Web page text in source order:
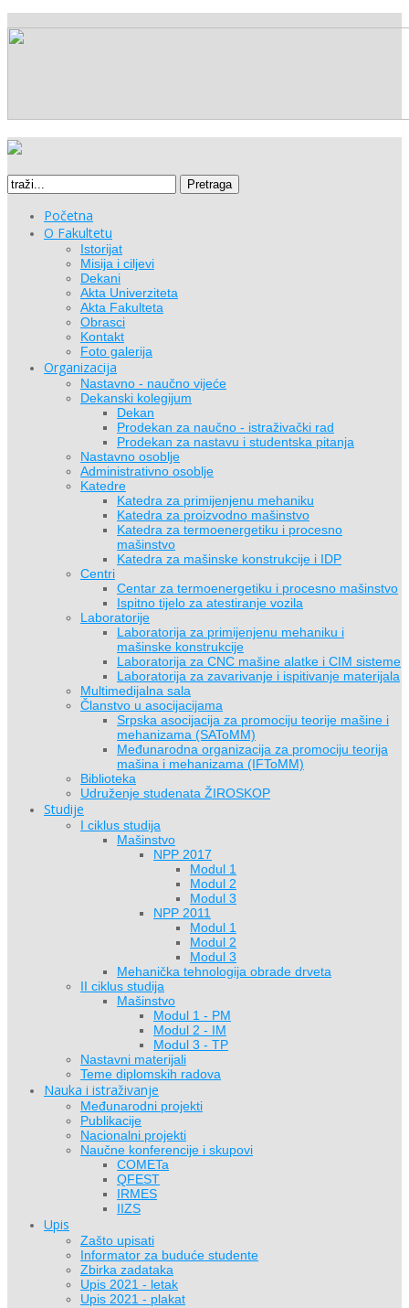
Pretraga
Početna
O Fakultetu
Istorijat
Misija i ciljevi
Dekani
Akta Univerziteta
Akta Fakulteta
Obrasci
Kontakt
Foto galerija
Organizacija
Nastavno - naučno vijeće
Dekanski kolegijum
Dekan
Prodekan za naučno - istraživački rad
Prodekan za nastavu i studentska pitanja
Nastavno osoblje
Administrativno osoblje
Katedre
Katedra za primijenjenu mehaniku
Katedra za proizvodno mašinstvo
Katedra za termoenergetiku i procesno
mašinstvo
Katedra za mašinske konstrukcije i IDP
Centri
Centar za termoenergetiku i procesno mašinstvo
Ispitno tijelo za atestiranje vozila
Laboratorije
Laboratorija za primijenjenu mehaniku i
mašinske konstrukcije
Laboratorija za CNC mašine alatke i CIM sisteme
Laboratorija za zavarivanje i ispitivanje materijala
Multimedijalna sala
Članstvo u asocijacijama
Srpska asocijacija za promociju teorije mašine i
mehanizama (SAToMM)
Međunarodna organizacija za promociju teorija
mašina i mehanizama (IFToMM)
Biblioteka
Udruženje studenata ŽIROSKOP
Studije
I ciklus studija
Mašinstvo
NPP 2017
Modul 1
Modul 2
Modul 3
NPP 2011
Modul 1
Modul 2
Modul 3
Mehanička tehnologija obrade drveta
II ciklus studija
Mašinstvo
Modul 1 - PM
Modul 2 - IM
Modul 3 - TP
Nastavni materijali
Teme diplomskih radova
Nauka i istraživanje
Međunarodni projekti
Publikacije
Nacionalni projekti
Naučne konferencije i skupovi
COMETa
QFEST
IRMES
IIZS
Upis
Zašto upisati
Informator za buduće studente
Zbirka zadataka
Upis 2021 - letak
Upis 2021 - plakat